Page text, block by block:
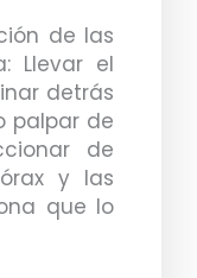
de las
Llevar el
detrás
palpar de
de
y las
que lo